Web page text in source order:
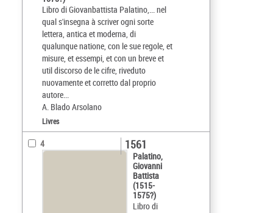
Libro di Giovanbattista Palatino,... nel
qual s'insegna à scriver ogni sorte
lettera, antica et moderna, di
qualunque natione, con le sue regole, et
misure, et essempi, et con un breve et
util discorso de le cifre, riveduto
nuovamente et corretto dal proprio
autore...
A. Blado Arsolano
Livres
4
Palatino,
Giovanni
Battista
(1515-
1575?)
Libro di
1561